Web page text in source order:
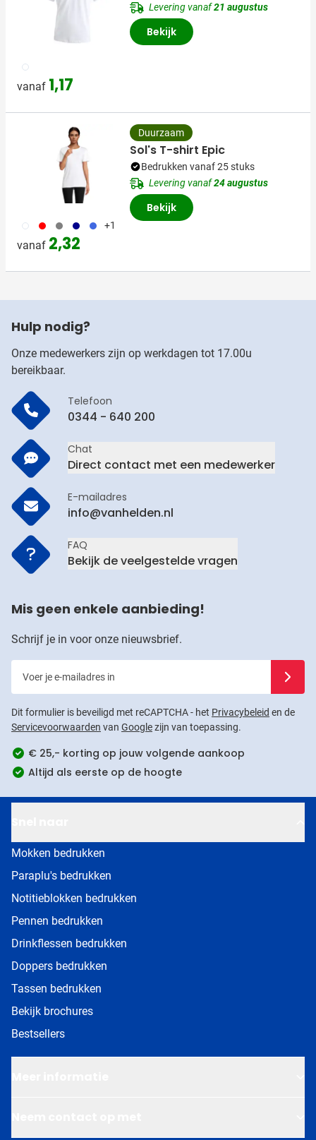
002
vanaf 1,17
Levering vanaf21 augustus
Bekijk
002 008 559 538 948 +1
vanaf 2,32
Duurzaam
Sol's T-shirt Epic
Bedrukken vanaf 25 stuks
Levering vanaf24 augustus
Bekijk
Hulp nodig?
Onze medewerkers zijn op werkdagen tot 17.00u
bereikbaar.
Telefoon
0344 - 640 200
Chat
Direct contact met een medewerker
E-mailadres
info@vanhelden.nl
FAQ
Bekijk de veelgestelde vragen
Mis geen enkele aanbieding!
Schrijf je in voor onze nieuwsbrief.
Dit formulier is beveiligd met reCAPTCHA - het Privacybeleid en de
Servicevoorwaarden van Googlezijn van toepassing.
€ 25,- korting op jouw volgende aankoop
Altijd als eerste op de hoogte
Mokken bedrukken
Paraplu's bedrukken
Notitieblokken bedrukken
Pennen bedrukken
Drinkflessen bedrukken
Doppers bedrukken
Tassen bedrukken
Bekijk brochures
Bestsellers